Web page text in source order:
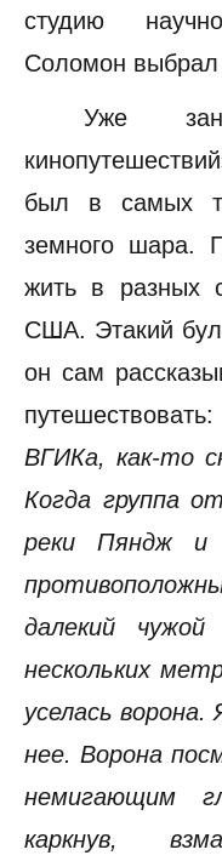
студию
Соломон выбрал
Уже
был в самых
земного шара.
жить в разных
США. Этакий
он сам
ВГИКа, как-то
Когда группа
реки Пяндж и
далекий
нескольких
уселась ворона.
нее. Ворона
немигающим
каркнув,